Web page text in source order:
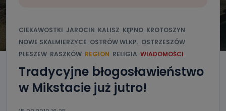
CIEKAWOSTKI JAROCIN KALISZ KĘPNO KROTOSZYN
NOWE SKALMIERZYCE OSTRÓW WLKP. OSTRZESZÓW
PLESZEW RASZKÓW REGION RELIGIA WIADOMOŚCI
Tradycyjne błogosławieństwo
w Mikstacie już jutro!